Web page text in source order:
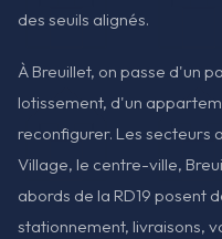
des seuils alignés.
À Breuillet, on passe d'un
lotissement, d'un
reconfigurer. Les secteurs
Village, le centre-ville,
abords de la RD19 posent
stationnement, livraisons,